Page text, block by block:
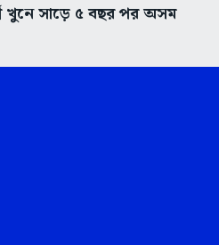
খুনে সাড়ে ৫ বছর পর অসম